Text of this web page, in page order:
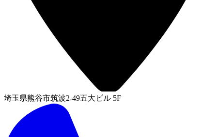
埼玉県熊谷市筑波2-49五大ビル 5F